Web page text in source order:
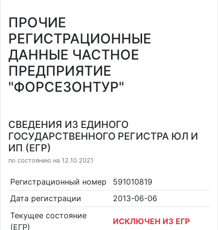
ПРОЧИЕ
РЕГИСТРАЦИОННЫЕ
ДАННЫЕ ЧАСТНОЕ
ПРЕДПРИЯТИЕ
"ФОРСЕЗОНТУР"
СВЕДЕНИЯ ИЗ ЕДИНОГО
ГОСУДАРСТВЕННОГО РЕГИСТРА ЮЛ И
ИП (ЕГР)
по состоянию на 12.10.2021
Регистрационный номер
591010819
Дата регистрации
2013-06-06
Текущее состояние
(ЕГР)
ИСКЛЮЧЕН ИЗ ЕГР